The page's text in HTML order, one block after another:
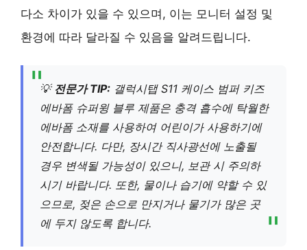
다소 차이가 있을 수 있으며, 이는 모니터 설정 및
환경에 따라 달라질 수 있음을 알려드립니다.
💡 전문가 TIP: 갤럭시탭 S11 케이스 범퍼 키즈
에바폼 슈퍼윙 블루 제품은 충격 흡수에 탁월한
에바폼 소재를 사용하여 어린이가 사용하기에
안전합니다. 다만, 장시간 직사광선에 노출될
경우 변색될 가능성이 있으니, 보관 시 주의하
시기 바랍니다. 또한, 물이나 습기에 약할 수 있
으므로, 젖은 손으로 만지거나 물기가 많은 곳
에 두지 않도록 합니다.